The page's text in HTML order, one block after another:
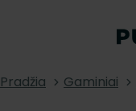
Pradžia Gaminiai